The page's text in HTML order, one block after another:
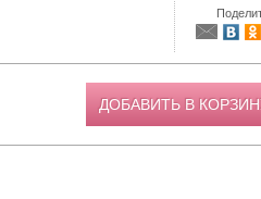
ДОБАВИТЬ В